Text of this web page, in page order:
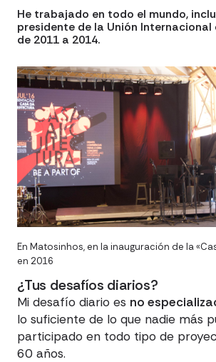
He trabajado en todo el mundo,
presidente de la Unión
de 2011 a 2014.
En Matosinhos, en la inauguración de la
en 2016
¿Tus desafíos diarios?
Mi desafío diario es no
lo suficiente de lo que nadie más
participado en todo tipo de
60 años.